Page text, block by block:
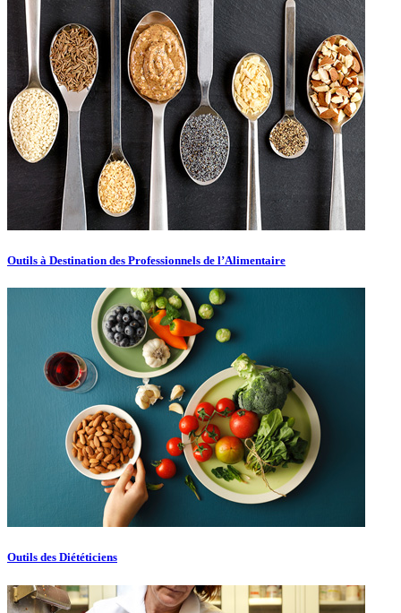
Outils à Destination des Professionnels de l’Alimentaire
Outils des Diététiciens